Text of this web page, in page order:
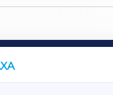
PERIÓDICOS